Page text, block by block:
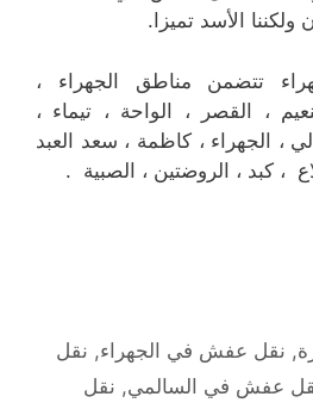
ولكننا الأسد تميزا.
تتضمن مناطق الجهراء ،
، القصر ، الواحة ، تيماء ،
، الجهراء ، كاظمة ، سعد العبد
، كبد ، الروضتين ، الصبية .
, نقل عفش في الجهراء, نقل
عفش في السالمي, نقل